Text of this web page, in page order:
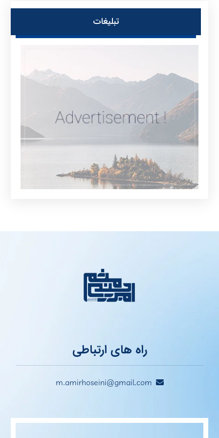
تبلیغات
راه های ارتباطی
m.amirhoseini@gmail.com